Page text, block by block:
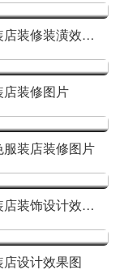
韩国服装店装修装潢效果图
店装修图片
服装店装修图片
特色服装店装饰设计效果图
设计效果图